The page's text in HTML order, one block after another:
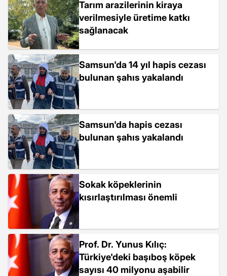
Tarım arazilerinin kiraya
verilmesiyle üretime katkı
sağlanacak
Samsun'da 14 yıl hapis cezası
bulunan şahıs yakalandı
Samsun'da hapis cezası
bulunan şahıs yakalandı
Sokak köpeklerinin
kısırlaştırılması önemli
Prof. Dr. Yunus Kılıç:
Türkiye'deki başıboş köpek
sayısı 40 milyonu aşabilir